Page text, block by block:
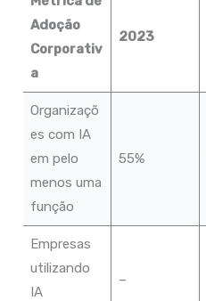
Adoção
Corporativ
a
2023
Organizaçõ
es com IA
em pelo
menos uma
função
55%
Empresas
utilizando
IA
–